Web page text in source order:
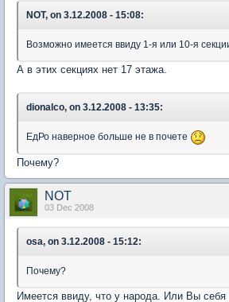
NOT, on 3.12.2008 - 15:08:
Возможно имеется ввиду 1-я или 10-я
А в этих секциях нет 17 этажа.
dionalco, on 3.12.2008 - 13:35:
ЕдРо наверное больше не в почете
Почему?
NOT
03 Dec 2008
osa, on 3.12.2008 - 15:12:
Почему?
Имеется ввиду, что у народа. Или Вы себя